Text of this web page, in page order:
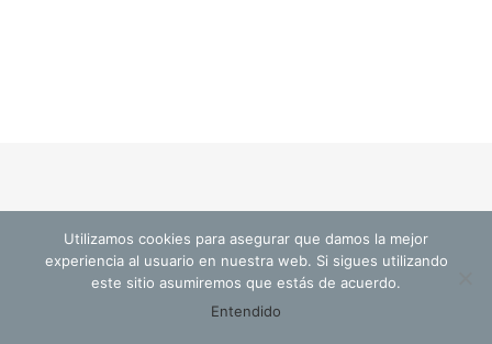
© Cristina Valls Arquitectura
Utilizamos cookies para asegurar que damos la mejor
experiencia al usuario en nuestra web. Si sigues utilizando
este sitio asumiremos que estás de acuerdo.
Entendido